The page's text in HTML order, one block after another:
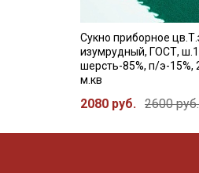
Сукно приборное
изумрудный, ГОСТ,
шерсть-85%, п/э-15%,
м.кв
2080 руб. 2600 руб.